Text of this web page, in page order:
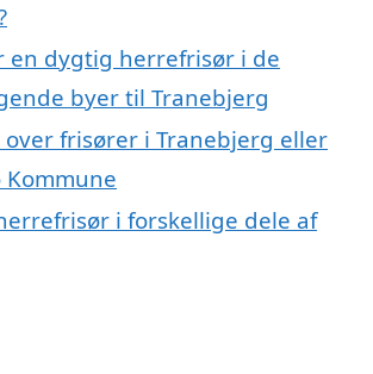
en dygtig herrefrisør i de
byer til Tranebjerg
over frisører i Tranebjerg eller
Kommune
i forskellige dele af